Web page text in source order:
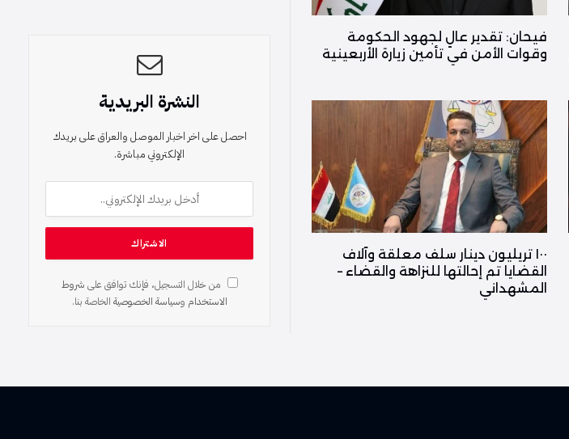
فیحان: تقدير عالٍ لجهود الحكومة
وقوات الأمن في تأمين زيارة الأربعينية
١٠٠ تريليون دينار سلف معلقة وآلاف
القضايا تم إحالتها للنزاهة والقضاء –
المشهداني
النشرة البريدية
احصل على اخر اخبار الموصل والعراق على بريدك
الإلكتروني مباشرة.
من خلال التسجيل، فإنك توافق على شروط
الاستخدام وسياسة الخصوصية الخاصة بنا.